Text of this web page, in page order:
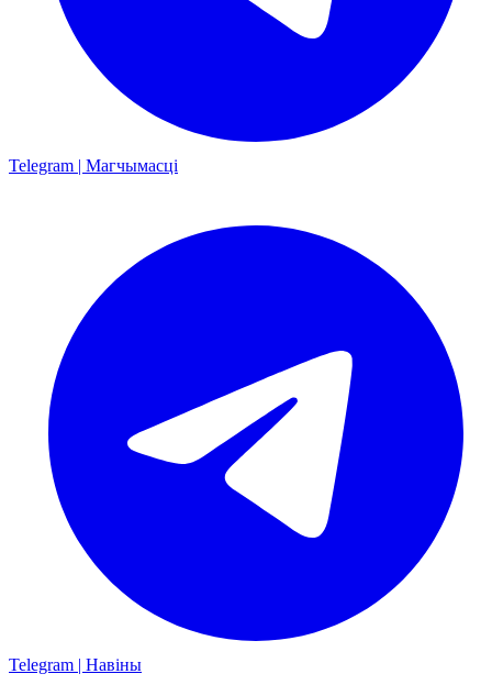
Telegram | Магчымасці
Telegram | Навіны